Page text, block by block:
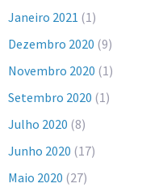
Janeiro 2021 (1)
Dezembro 2020 (9)
Novembro 2020 (1)
Setembro 2020 (1)
Julho 2020 (8)
Junho 2020 (17)
Maio 2020 (27)